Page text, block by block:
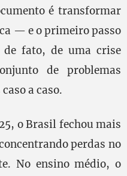
é transformar
— e o primeiro passo
de fato, de uma crise
de problemas
a caso.
o Brasil fechou mais
perdas no
No ensino médio, o